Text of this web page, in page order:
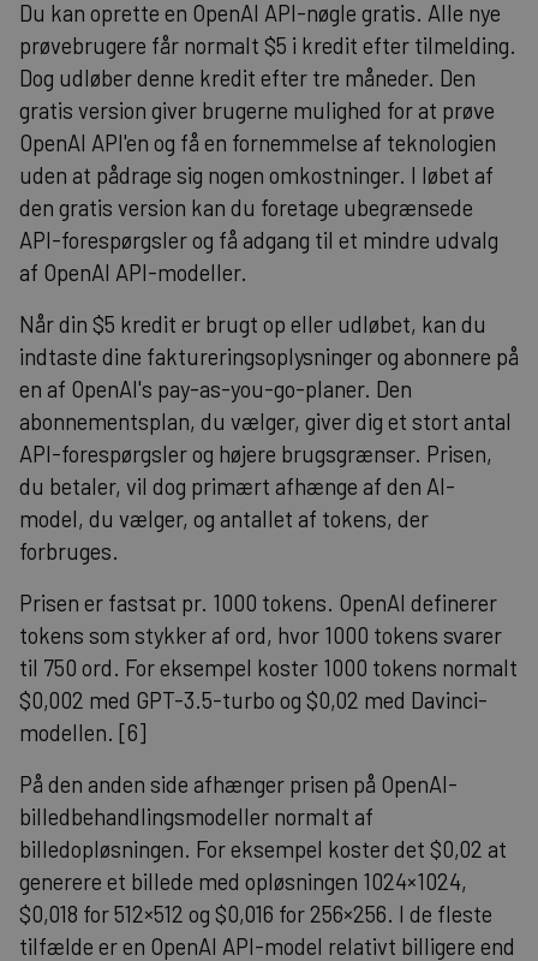
Du kan oprette en OpenAI API-nøgle gratis. Alle nye
prøvebrugere får normalt $5 i kredit efter tilmelding.
Dog udløber denne kredit efter tre måneder. Den
gratis version giver brugerne mulighed for at prøve
OpenAI API'en og få en fornemmelse af teknologien
uden at pådrage sig nogen omkostninger. I løbet af
den gratis version kan du foretage ubegrænsede
API-forespørgsler og få adgang til et mindre udvalg
af OpenAI API-modeller.
Når din $5 kredit er brugt op eller udløbet, kan du
indtaste dine faktureringsoplysninger og abonnere på
en af OpenAI's pay-as-you-go-planer. Den
abonnementsplan, du vælger, giver dig et stort antal
API-forespørgsler og højere brugsgrænser. Prisen,
du betaler, vil dog primært afhænge af den AI-
model, du vælger, og antallet af tokens, der
forbruges.
Prisen er fastsat pr. 1000 tokens. OpenAI definerer
tokens som stykker af ord, hvor 1000 tokens svarer
til 750 ord. For eksempel koster 1000 tokens normalt
$0,002 med GPT-3.5-turbo og $0,02 med Davinci-
modellen. [6]
På den anden side afhænger prisen på OpenAI-
billedbehandlingsmodeller normalt af
billedopløsningen. For eksempel koster det $0,02 at
generere et billede med opløsningen 1024×1024,
$0,018 for 512×512 og $0,016 for 256×256. I de fleste
tilfælde er en OpenAI API-model relativt billigere end